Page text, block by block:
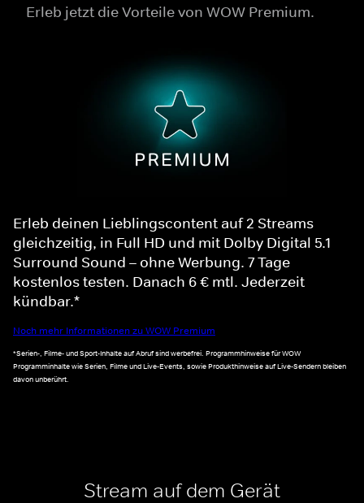
Erleb jetzt die Vorteile von WOW Premium.
Erleb deinen Lieblingscontent auf 2 Streams
gleichzeitig, in Full HD und mit Dolby Digital 5.1
Surround Sound – ohne Werbung. 7 Tage
kostenlos testen. Danach 6 € mtl. Jederzeit
kündbar.*
Noch mehr Informationen zu WOW Premium
*Serien-, Filme- und Sport-Inhalte auf Abruf sind werbefrei. Programmhinweise für WOW
Programminhalte wie Serien, Filme und Live-Events, sowie Produkthinweise auf Live-Sendern bleiben
davon unberührt.
Stream auf dem Gerät